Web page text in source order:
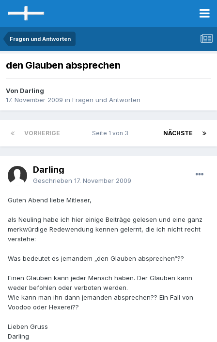
Fragen und Antworten
den Glauben absprechen
Von Darling
17. November 2009 in Fragen und Antworten
VORHERIGE NÄCHSTE
Seite 1 von 3
Darling
Geschrieben 17. November 2009
Guten Abend liebe Mitleser,
als Neuling habe ich hier einige Beiträge gelesen und eine ganz
merkwürdige Redewendung kennen gelernt, die ich nicht recht
verstehe:
Was bedeutet es jemandem „den Glauben absprechen“??
Einen Glauben kann jeder Mensch haben. Der Glauben kann
weder befohlen oder verboten werden.
Wie kann man ihn dann jemanden absprechen?? Ein Fall von
Voodoo oder Hexerei??
Lieben Gruss
Darling